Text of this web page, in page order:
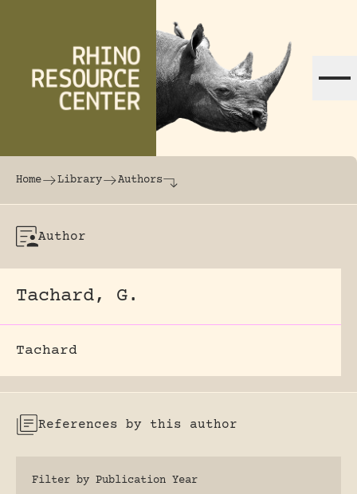
The world's largest online rhinoceros
Home Library Authors
Author
Tachard, G.
Tachard
References by this author
Filter by Publication Year